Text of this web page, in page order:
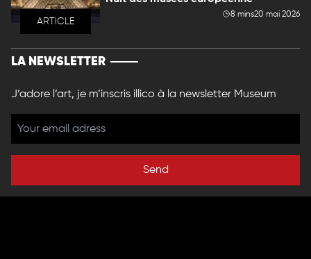
ARTICLE
8 mins20 mai 2026
LA NEWSLETTER
J’adore l’art, je m’inscris illico à la newsletter Museum
Send